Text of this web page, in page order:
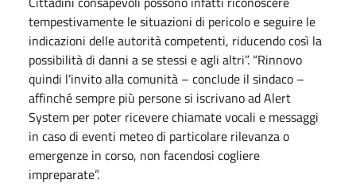
tempestivamente le situazioni di pericolo e seguire le
indicazioni delle autorità competenti, riducendo così la
possibilità di danni a se stessi e agli altri”. “Rinnovo
quindi l’invito alla comunità – conclude il sindaco –
affinché sempre più persone si iscrivano ad Alert
System per poter ricevere chiamate vocali e messaggi
in caso di eventi meteo di particolare rilevanza o
emergenze in corso, non facendosi cogliere
impreparate”.